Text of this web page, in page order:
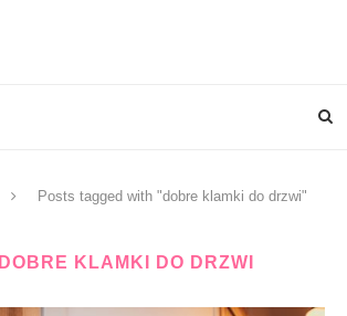
Posts tagged with "dobre klamki do drzwi"
DOBRE KLAMKI DO DRZWI